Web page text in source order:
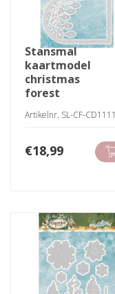
stansmal
kaartmodel
christmas
forest
Artikelnr. SL-CF-CD1111
€18,99